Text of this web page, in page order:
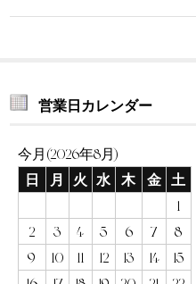
営業日カレンダー
今月(2026年8月)
日
月 火 水 木 金
土
1
2
3 4 5 6 7
8
9
10 11 12 13 14
15